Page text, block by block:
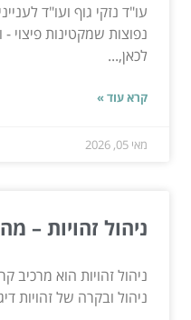
עו"ד נזקי גוף ועו"ד
נפוצות שמקטינות
לכאן,...
קרא עוד »
מאי 05, 2026
ניהול זהויות –
ניהול זהויות הוא מרכיב
ניהול ובקרה של זהויות